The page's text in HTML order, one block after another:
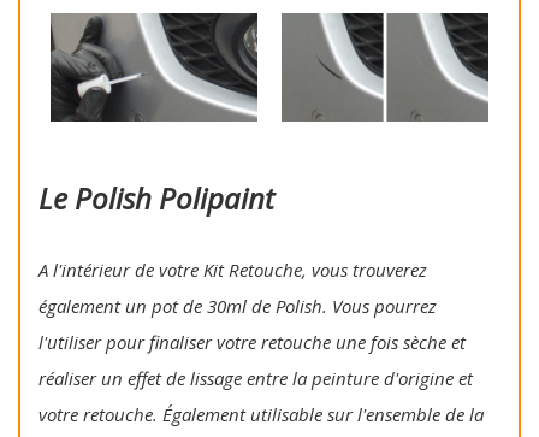
Le Polish Polipaint
A l'intérieur de votre Kit Retouche, vous trouverez
également un pot de 30ml de Polish. Vous pourrez
l'utiliser pour finaliser votre retouche une fois sèche et
réaliser un effet de lissage entre la peinture d'origine et
votre retouche. Également utilisable sur l'ensemble de la